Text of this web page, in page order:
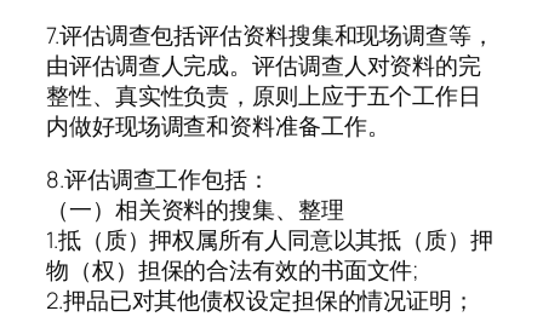
7.评估调查包括评估资料搜集和现场调查等，
由评估调查人完成。评估调查人对资料的完
整性、真实性负责，原则上应于五个工作日
内做好现场调查和资料准备工作。
8.评估调查工作包括：
（一）相关资料的搜集、整理
1.抵（质）押权属所有人同意以其抵（质）押
物（权）担保的合法有效的书面文件;
2.押品已对其他债权设定担保的情况证明；